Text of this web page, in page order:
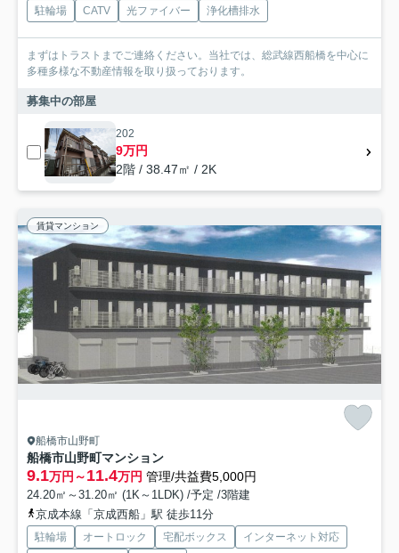
駐輪場 CATV 光ファイバー 浄化槽排水
まずはトラストまでご連絡ください。当社では、総武線西船橋を中心に
多種多様な不動産情報を取り扱っております。
募集中の部屋
202
9万円
2階 / 38.47㎡ / 2K
賃貸マンション
船橋市山野町
船橋市山野町マンション
9.1万円～11.4万円 管理/共益費5,000円
24.20㎡～31.20㎡ (1K～1LDK) /予定 /3階建
京成本線「京成西船」駅 徒歩11分
駐輪場 オートロック 宅配ボックス
インターネット対応